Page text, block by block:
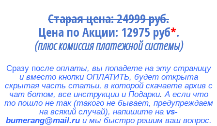
Старая цена: 24999 руб.
Цена по Акции: 12975 руб*.
(плюс комиссия платежной системы)
Сразу после оплаты, вы попадете на эту страницу
и вместо кнопки ОПЛАТИТЬ, будет открыта
скрытая часть статьи, в которой скачаете архив с
чат ботом, все инструкции и Подарки.А если что
то пошло не так (такого не бывает, предупреждаем
на всякий случай), напишите на vs-
bumerang@mail.ruи мы быстро решим ваш вопрос.